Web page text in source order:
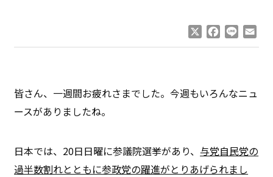
Facebook
Line
皆さん、一週間お疲れさまでした。今週もいろんなニュ
ースがありましたね。
日本では、20日日曜に参議院選挙があり、与党自民党の
過半数割れとともに参政党の躍進がとりあげられまし